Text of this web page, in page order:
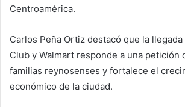
Centroamérica.
Carlos Peña Ortiz destacó que la llegada
Club y Walmart responde a una petición
familias reynosenses y fortalece el
económico de la ciudad.